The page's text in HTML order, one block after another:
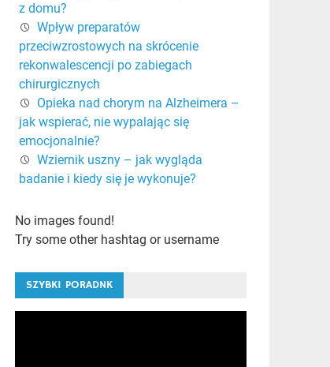
z domu?
Wpływ preparatów
przeciwzrostowych na skrócenie
rekonwalescencji po zabiegach
chirurgicznych
Opieka nad chorym na Alzheimera –
jak wspierać, nie wypalając się
emocjonalnie?
Wziernik uszny – jak wygląda
badanie i kiedy się je wykonuje?
No images found!
Try some other hashtag or username
SZYBKI PORADNK